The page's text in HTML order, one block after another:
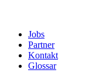
Jobs
Partner
Kontakt
Glossar